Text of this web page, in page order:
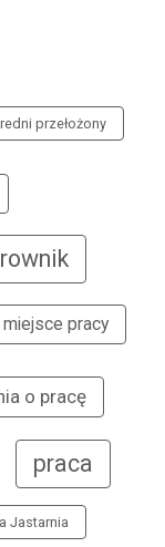
przełożony
miejsce pracy
o pracę
praca
Jastarnia